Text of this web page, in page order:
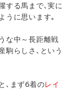
する馬まで､実に
うに思います｡
な中～長距離戦
駒らしさ､という
､まず6着のレイ